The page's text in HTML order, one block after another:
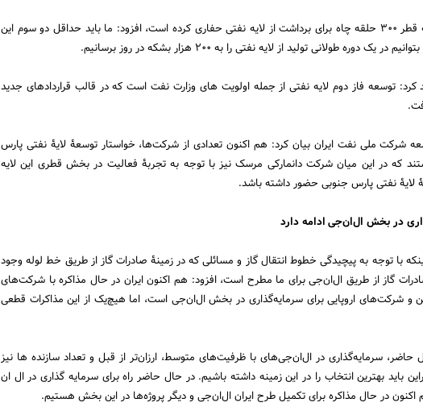
منوچهری با بیان اینکه قطر 300 حلقه چاه برای برداشت از لایه نفتی حفاری کرده است، افزود: ما باید حداقل دو سوم این
دوره طولانی تولید از لایه نفتی را به 200 هزار بشکه در روز برسانیم.
کرد: توسعه فاز دوم لایه نفتی از جمله اولویت های وزارت نفت است که در قالب قراردادهای جدید
شرکت ملی نفت ایران بیان کرد: هم اکنون تعدادی از شرکت‌ها، خواستار توسعۀ لایۀ نفتی پارس
که در این میان شرکت دانمارکی مرسک نیز با توجه به تجربۀ فعالیت در بخش قطری این لایه
لایۀ نفتی پارس جنوبی حضور داشته باشد.
در بخش ال‌ان‌جی ادامه دارد
با توجه به پیچیدگی خطوط انتقال گاز و مسائلی که در زمینۀ صادرات گاز از طریق خط لوله وجود
گاز از طریق ال‌ان‌جی برای ما مطرح است، افزود: هم اکنون ایران در حال مذاکره با شرکت‌های
و شرکت‌های اروپایی برای سرمایه‌گذاری در بخش ال‌ان‌جی است، اما هیچ‌یک از این مذاکرات قطعی
سرمایه‌گذاری در ال‌ان‌جی‌های با ظرفیت‌های متوسط، ارزان‌تر از قبل و تعداد سازنده ها نیز
باید بهترین انتخاب را در این زمینه داشته باشیم. در حال حاضر راه برای سرمایه گذاری در ال ان
اکنون در حال مذاکره برای تکمیل طرح ایران ال‌ان‌جی و دیگر پروژه‌ها در این بخش هستیم.